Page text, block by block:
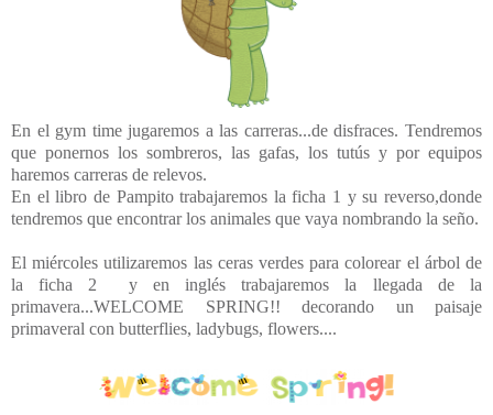
En el gym time jugaremos a las carreras...de disfraces. Tendremos
que ponernos los sombreros, las gafas, los tutús y por equipos
haremos carreras de relevos.
En el libro de Pampito trabajaremos la ficha 1 y su reverso,donde
tendremos que encontrar los animales que vaya nombrando la seño.
El miércoles utilizaremos las ceras verdes para colorear el árbol de
la ficha 2 y en inglés trabajaremos la llegada de la
primavera...WELCOME SPRING!! decorando un paisaje
primaveral con butterflies, ladybugs, flowers....